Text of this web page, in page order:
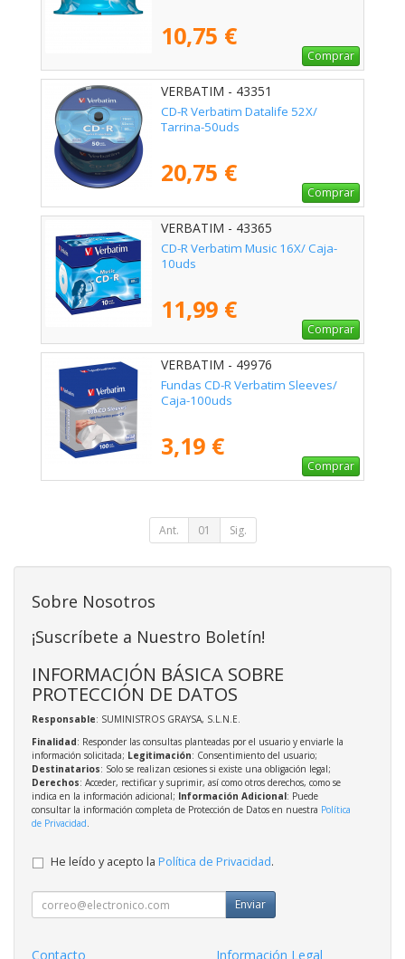
10,75 €
Comprar
VERBATIM - 43351
CD-R Verbatim Datalife 52X/
Tarrina-50uds
20,75 €
Comprar
VERBATIM - 43365
CD-R Verbatim Music 16X/ Caja-
10uds
11,99 €
Comprar
VERBATIM - 49976
Fundas CD-R Verbatim Sleeves/
Caja-100uds
3,19 €
Comprar
Ant. 01 Sig.
Sobre Nosotros
¡Suscríbete a Nuestro Boletín!
INFORMACIÓN BÁSICA SOBRE
PROTECCIÓN DE DATOS
Responsable: SUMINISTROS GRAYSA, S.L.N.E.
Finalidad: Responder las consultas planteadas por el usuario y enviarle la
información solicitada; Legitimación: Consentimiento del usuario;
Destinatarios: Solo se realizan cesiones si existe una obligación legal;
Derechos: Acceder, rectificar y suprimir, así como otros derechos, como se
indica en la información adicional; Información Adicional: Puede
consultar la información completa de Protección de Datos en nuestra Política
de Privacidad.
He leído y acepto la Política de Privacidad.
Enviar
Contacto Información Legal